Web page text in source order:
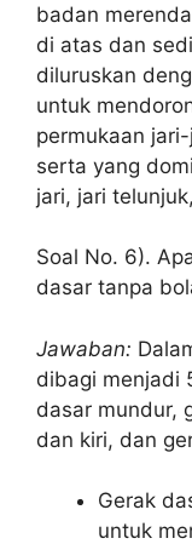
badan
di atas dan
diluruskan
untuk
permukaan
serta yang
jari, jari
Soal No. 6).
dasar tanpa
Jawaban:
dibagi menjadi
dasar mundur,
dan kiri, dan
Gerak
untuk